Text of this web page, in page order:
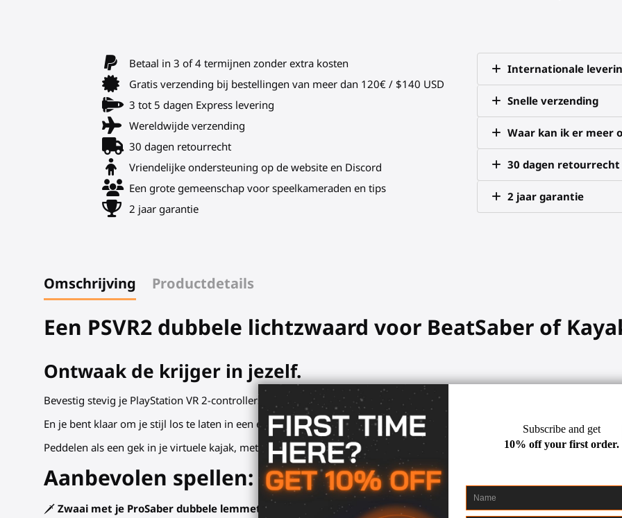
Betaal in 3 of 4 termijnen zonder extra kosten
Gratis verzending bij bestellingen van meer dan 120€ / $140 USD
3 tot 5 dagen Express levering
Wereldwijde verzending
30 dagen retourrecht
Vriendelijke ondersteuning op de website en Discord
Een grote gemeenschap voor speelkameraden en tips
2 jaar garantie
Internationale
Snelle verzending
Waar kan ik er meer
30 dagen retourrecht
2 jaar garantie
Omschrijving Productdetails
Een PSVR2 dubbele lichtzwaard voor BeatSaber of
Ontwaak de krijger in jezelf.
Bevestig stevig je PlayStation VR 2-controllers in de bevestigde houders, met de polsband van de controllers om de
En je bent klaar om je stijl los te laten in een explosie van beweging, waarbij je de ProSaber in je handen of om je heen
Peddelen als een gek in je virtuele kajak, met een reeks realistische bewegingen zonder je schouders te bezeren.
Aanbevolen spellen:
🗡️Zwaai met je ProSaber dubbele lemmet in